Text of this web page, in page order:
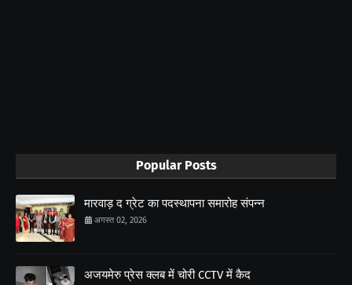
Popular Posts
मारवाड़ द ग्रेट का पदस्थापना समारोह संपन्न
अगस्त 02, 2026
अजयमेरु प्रेस क्लब में चोरी CCTV में कैद